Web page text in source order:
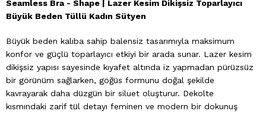
Seamless Bra - Shape | Lazer Kesim Dikişsiz Toparlayıcı
Büyük Beden Tüllü Kadın Sütyen
Büyük beden kalıba sahip balensiz tasarımıyla maksimum
konfor ve güçlü toparlayıcı etkiyi bir arada sunar. Lazer kesim
dikişsiz yapısı sayesinde kıyafet altında iz yapmadan pürüzsüz
bir görünüm sağlarken, göğüs formunu doğal şekilde
kavrayarak daha düzgün bir siluet oluşturur. Dekolte
kısmındaki zarif tül detayı feminen ve modern bir dokunuş